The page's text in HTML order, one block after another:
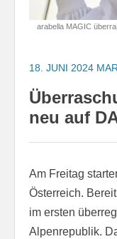
arabella MAGIC
18. JUNI 2024
neu auf
Am Freitag
Österreich.
im ersten
Alpenrepublik.